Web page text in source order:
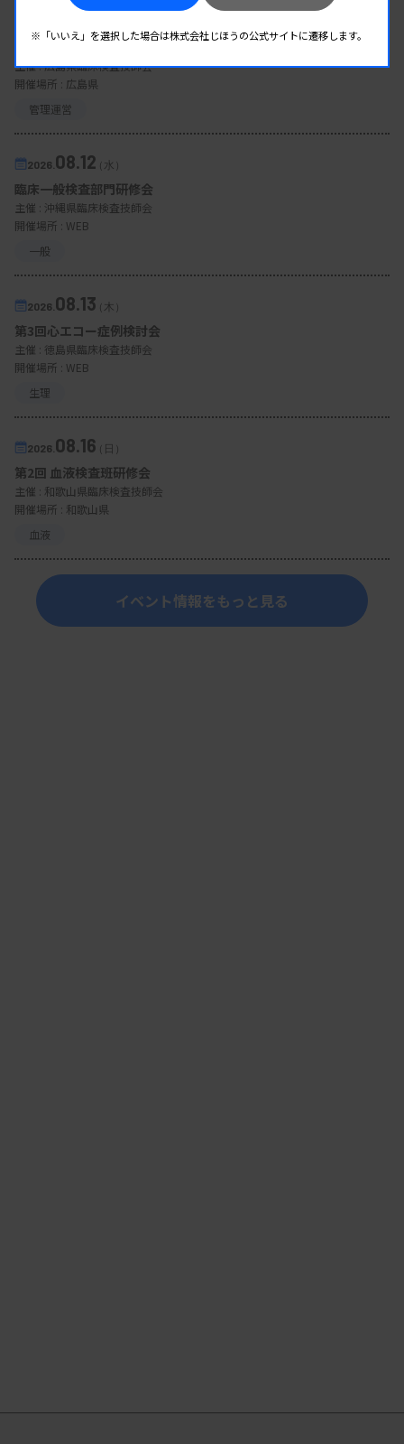
東部地区 広島県精度管理報告会
主催 :広島県臨床検査技師会
開催場所 : 広島県
管理運営
2026. 08.12（水）
臨床一般検査部門研修会
主催 : 沖縄県臨床検査技師会
開催場所 : WEB
一般
2026. 08.13（木）
第3回心エコー症例検討会
主催 : 徳島県臨床検査技師会
開催場所 : WEB
生理
2026. 08.16（日）
第2回 血液検査班研修会
主催 : 和歌山県臨床検査技師会
開催場所 : 和歌山県
血液
イベント情報をもっと見る
※「いいえ」を選択した場合は株式会社じほうの公式サイトに遷移します。